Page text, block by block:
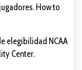
How to
elegibilidad NCAA
Center.